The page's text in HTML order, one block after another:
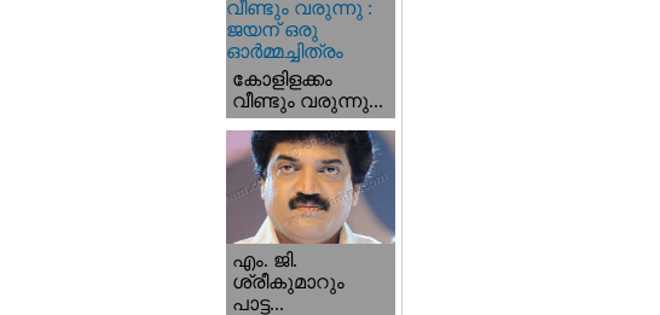
കോളിളക്കം
വീണ്ടും വരുന്നു...
എം. ജി.
ശ്രീകുമാറും
പാട്ട...